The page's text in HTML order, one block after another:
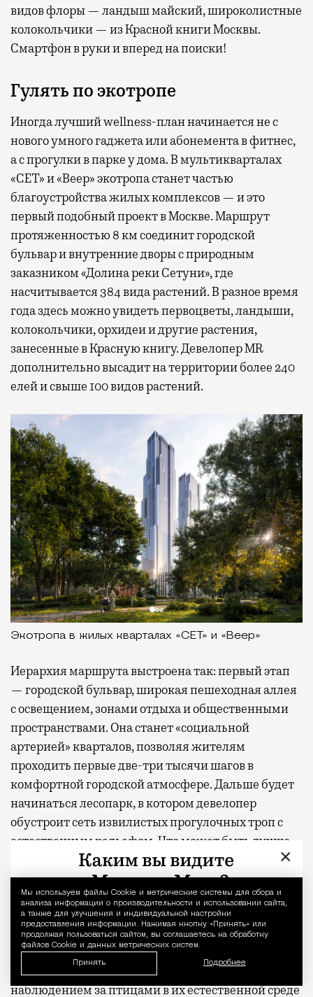
Уведомление
Мы используем файлы Сookie и метрические системы для сбора и
анализа информации о производительности и использовании сайта,
а также для улучшения и индивидуальной настройки
предоставления информации. Нажимая кнопку «Принять» или
продолжая пользоваться сайтом, вы соглашаетесь на обработку
файлов Cookie и данных метрических систем.
Принять Подробнее
видов флоры — ландыш майский, широколистные
колокольчики — из Красной книги Москвы.
Смартфон в руки и вперед на поиски!
Гулять по экотропе
Иногда лучший wellness-план начинается не с
нового умного гаджета или абонемента в фитнес,
а с прогулки в парке у дома. В мультикварталах
«СЕТ» и «Веер» экотропа станет частью
благоустройства жилых комплексов — и это
первый подобный проект в Москве. Маршрут
протяженностью 8 км соединит городской
бульвар и внутренние дворы с природным
заказником «Долина реки Сетуни», где
насчитывается 384 вида растений. В разное время
года здесь можно увидеть первоцветы, ландыши,
колокольчики, орхидеи и другие растения,
занесенные в Красную книгу. Девелопер MR
дополнительно высадит на территории более 240
елей и свыше 100 видов растений.
Экотропа в жилых кварталах «СЕТ» и «Веер»
Иерархия маршрута выстроена так: первый этап
— городской бульвар, широкая пешеходная аллея
с освещением, зонами отдыха и общественными
пространствами. Она станет «социальной
артерией» кварталов, позволяя жителям
проходить первые две-три тысячи шагов в
комфортной городской атмосфере. Дальше будет
начинаться лесопарк, в котором девелопер
обустроит сеть извилистых прогулочных троп с
естественным рельефом. Что может быть лучше
вечерней прогулки в тишине и в окружении
природы?
Наблюдать за птицами
Несколько лет назад в соцсетях по всему миру
завирусились ролики с бердвотчингом —
наблюдением за птицами в их естественной среде
×